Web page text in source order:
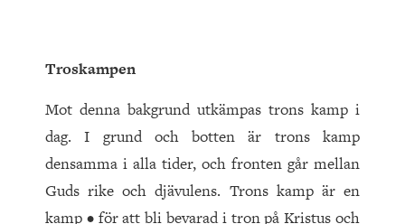
Troskampen
Mot denna bakgrund utkämpas trons kamp i
dag. I grund och botten är trons kamp
densamma i alla tider, och fronten går mellan
Guds rike och djävulens. Trons kamp är en
kamp • för att bli bevarad i tron på Kristus och